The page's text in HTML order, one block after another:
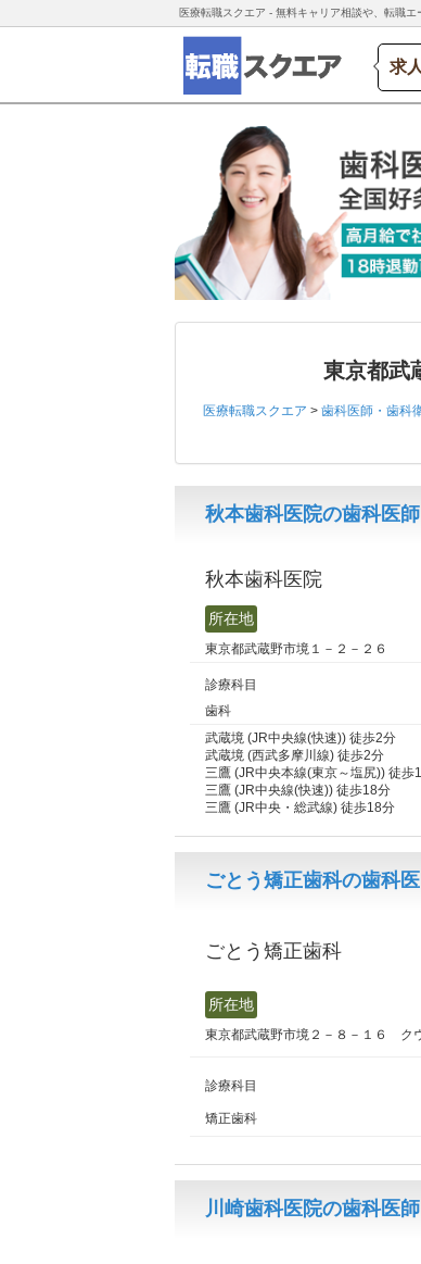
医療転職スクエア - 無料キャリア相談や、転職
求
東京都武
医療転職スクエア > 歯科医師・歯科
秋本歯科医院の歯科医
秋本歯科医院
所在地
東京都武蔵野市境１－２－２６
診療科目
歯科
武蔵境 (JR中央線(快速)) 徒歩2分
武蔵境 (西武多摩川線) 徒歩2分
三鷹 (JR中央本線(東京～塩尻)) 徒歩
三鷹 (JR中央線(快速)) 徒歩18分
三鷹 (JR中央・総武線) 徒歩18分
ごとう矯正歯科の歯科
ごとう矯正歯科
所在地
東京都武蔵野市境２－８－１６ ク
診療科目
矯正歯科
川崎歯科医院の歯科医